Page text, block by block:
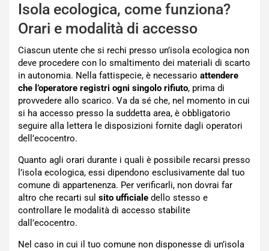
Isola ecologica, come funziona?
Orari e modalità di accesso
Ciascun utente che si rechi presso un’isola ecologica non
deve procedere con lo smaltimento dei materiali di scarto
in autonomia. Nella fattispecie, è necessario attendere
che l’operatore registri ogni singolo rifiuto, prima di
provvedere allo scarico. Va da sé che, nel momento in cui
si ha accesso presso la suddetta area, è obbligatorio
seguire alla lettera le disposizioni fornite dagli operatori
dell’ecocentro.
Quanto agli orari durante i quali è possibile recarsi presso
l’isola ecologica, essi dipendono esclusivamente dal tuo
comune di appartenenza. Per verificarli, non dovrai far
altro che recarti sul sito ufficiale dello stesso e
controllare le modalità di accesso stabilite
dall’ecocentro.
Nel caso in cui il tuo comune non disponesse di un’isola